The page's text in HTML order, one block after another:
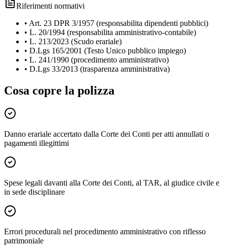
Riferimenti normativi
• Art. 23 DPR 3/1957 (responsabilita dipendenti pubblici)
• L. 20/1994 (responsabilita amministrativo-contabile)
• L. 213/2023 (Scudo erariale)
• D.Lgs 165/2001 (Testo Unico pubblico impiego)
• L. 241/1990 (procedimento amministrativo)
• D.Lgs 33/2013 (trasparenza amministrativa)
Cosa copre la polizza
Danno erariale accertato dalla Corte dei Conti per atti annullati o
pagamenti illegittimi
Spese legali davanti alla Corte dei Conti, al TAR, al giudice civile e
in sede disciplinare
Errori procedurali nel procedimento amministrativo con riflesso
patrimoniale